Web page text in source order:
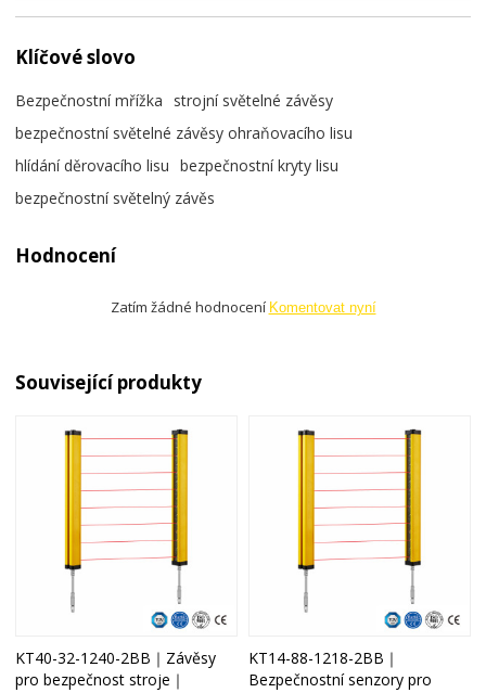
Klíčové slovo
Bezpečnostní mřížka
strojní světelné závěsy
bezpečnostní světelné závěsy ohraňovacího lisu
hlídání děrovacího lisu
bezpečnostní kryty lisu
bezpečnostní světelný závěs
Hodnocení
Zatím žádné hodnocení Komentovat nyní
Související produkty
KT40-32-1240-2BB｜Závěsy
pro bezpečnost stroje｜
KT14-88-1218-2BB｜
Bezpečnostní senzory pro